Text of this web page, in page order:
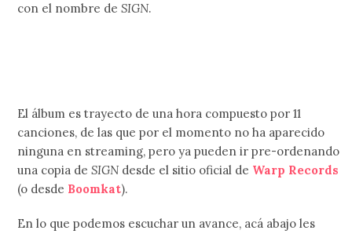
con el nombre de SIGN.
El álbum es trayecto de una hora compuesto por 11
canciones, de las que por el momento no ha aparecido
ninguna en streaming, pero ya pueden ir pre-ordenando
una copia de SIGN desde el sitio oficial de Warp Records
(o desde Boomkat).
En lo que podemos escuchar un avance, acá abajo les